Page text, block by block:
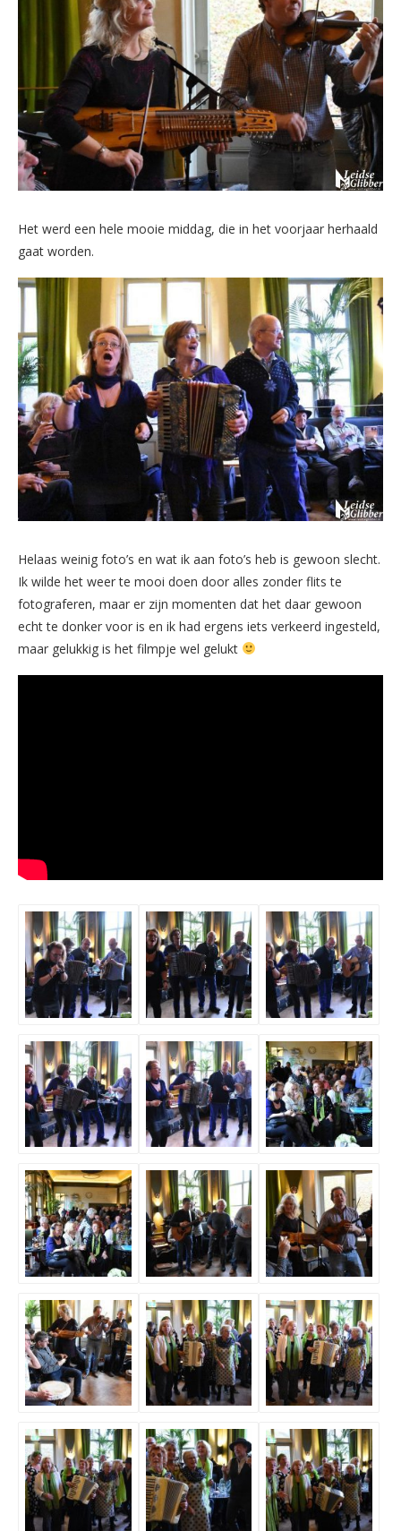
Het werd een hele mooie middag, die in het voorjaar herhaald
gaat worden.
Helaas weinig foto’s en wat ik aan foto’s heb is gewoon slecht.
Ik wilde het weer te mooi doen door alles zonder flits te
fotograferen, maar er zijn momenten dat het daar gewoon
echt te donker voor is en ik had ergens iets verkeerd ingesteld,
maar gelukkig is het filmpje wel gelukt